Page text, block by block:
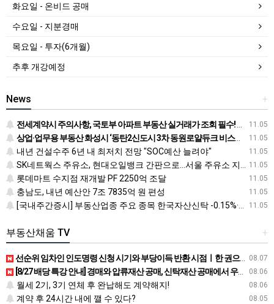
화요일 - 온비드 공매
수요일 - 지분경매
목요일 - 투자(6개월)
추후 개강예정
+
News
11.05
전세계약시 주의사항, 국토부 아파트 부동산 실거래가 조회 필수! 전입신고 하는법과 확정일자 받는법도
11.05
상업·업무용 부동산 화성시 ‘동탄2신도시 3차 동원로얄듀크 비스타스퀘어’ 눈길
11.05
내년 건설수주 6년 내 최저치 전망 "SOC예산 늘려야"
11.05
SK네트웍스 주유소, 현대오일뱅크 간판으로…서울 주유소 지도 어떻게 바뀌나
11.05
롯데마트 수지점 재개발 PF 2250억 조달
11.05
충남도, 내년 예산안 7조 7835억 원 편성
11.05
[국내주간증시] 부동산업종 주요 종목 한국자산신탁 -0.15%·신라섬유 -0.26%·한국토지신탁 -0.45% 순
+
부동산채움 TV
08.07
선순위 임차인 인도명령 신청 시기와 부당이득 반환 시점ㅣ한 권으로 끝내는 배당의 정석
08.06
[8/27 배당 특강 안내] 경매와 압류재산 공매, 신탁재산 공매에서 우선순위에 따른 배당 방법
08.06
월세 2기, 3기 연체 후 완납해도 계약해지!
08.05
계약 후 24시간 내에 깰 수 있다?